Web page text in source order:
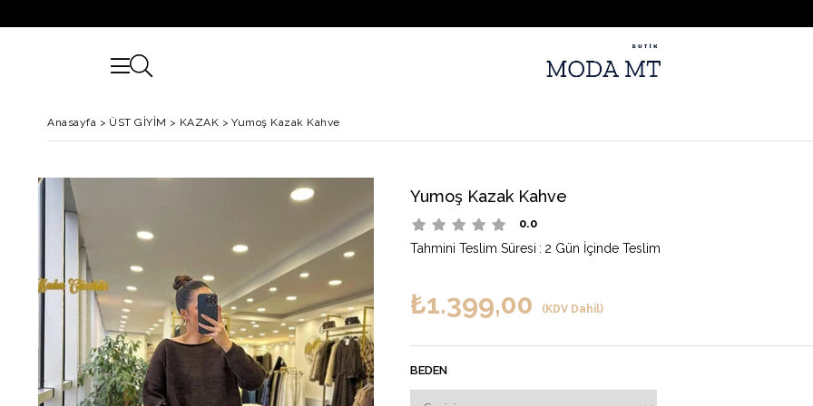
Anasayfa > ÜST GİYİM > KAZAK > Yumoş Kazak Kahve
Yumoş Kazak Kahve
0.0
Tahmini Teslim Süresi : 2 Gün İçinde Teslim
₺1.399,00 (KDV Dahil)
BEDEN